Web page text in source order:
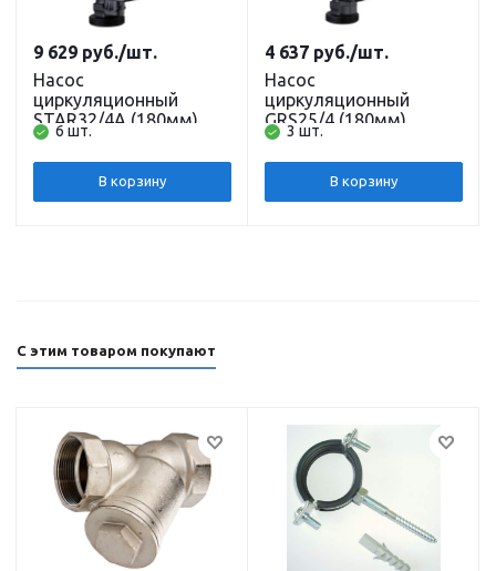
Насос
циркуляционный
STAR32/4A (180мм)
(частотный, обмотка
медь) с гайками и
кабелем PUMPMAN
6 шт.
9 629 руб./шт.
В корзину
Насос
циркуляционный
GRS25/4 (180мм)
(обмотка медь) с
гайками и кабелем
PUMPMAN
3 шт.
4 637 руб./шт.
В корзину
С этим товаром покупают